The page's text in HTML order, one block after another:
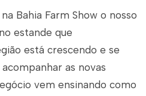
Bahia Farm Show o nosso
estande que
está crescendo e se
as novas
vem ensinando como